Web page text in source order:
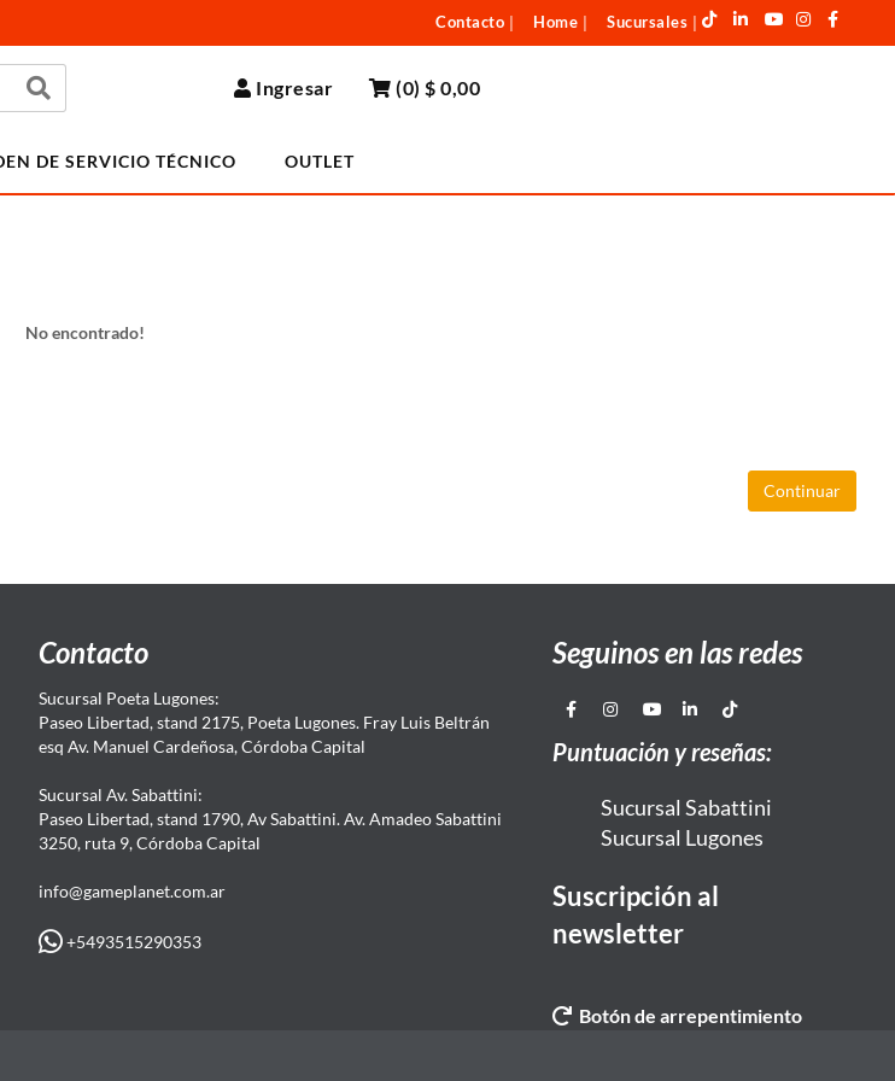
Contacto Home Sucursales
Ingresar (0)$ 0,00
DE SERVICIO TÉCNICO OUTLET
No encontrado!
Continuar
Contacto
Sucursal Poeta Lugones:
Paseo Libertad, stand 2175, Poeta Lugones. Fray Luis Beltrán
esq Av. Manuel Cardeñosa, Córdoba Capital
Sucursal Av. Sabattini:
Paseo Libertad, stand 1790, Av Sabattini. Av. Amadeo Sabattini
3250, ruta 9, Córdoba Capital
info@gameplanet.com.ar
+5493515290353
Seguinos en las redes
Puntuación y reseñas:
Sucursal Sabattini
Sucursal Lugones
Suscripción al
newsletter
Botón de arrepentimiento